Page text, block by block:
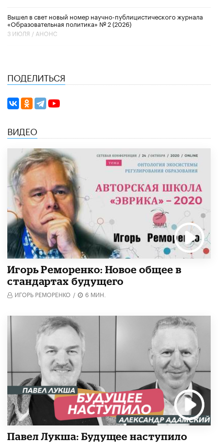
Вышел в свет новый номер научно-публицистического журнала
«Образовательная политика» № 2 (2026)
3 ИЮЛЯ / АНОНС
ПОДЕЛИТЬСЯ
ВИДЕО
Игорь Реморенко: Новое общее в
стандартах будущего
ИГОРЬ РЕМОРЕНКО / 6 МИН.
Павел Лукша: Будущее наступило